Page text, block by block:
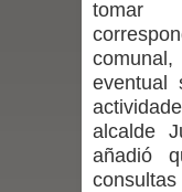
eventual
alcalde
añadió